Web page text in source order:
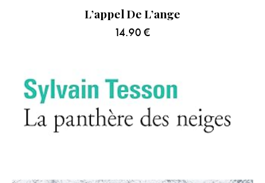
L’appel De L’ange
14.90 €